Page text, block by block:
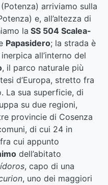
arriviamo sulla
e, all’altezza di
la SS 504 Scalea-
Papasidero; la strada è
all’interno del
, il parco naturale più
d’Europa, stretto fra
La sua superficie, di
su due regioni,
provincie di Cosenza
di cui 24 in
cui appunto
dell’abitato
, capo di una
, uno dei maggiori